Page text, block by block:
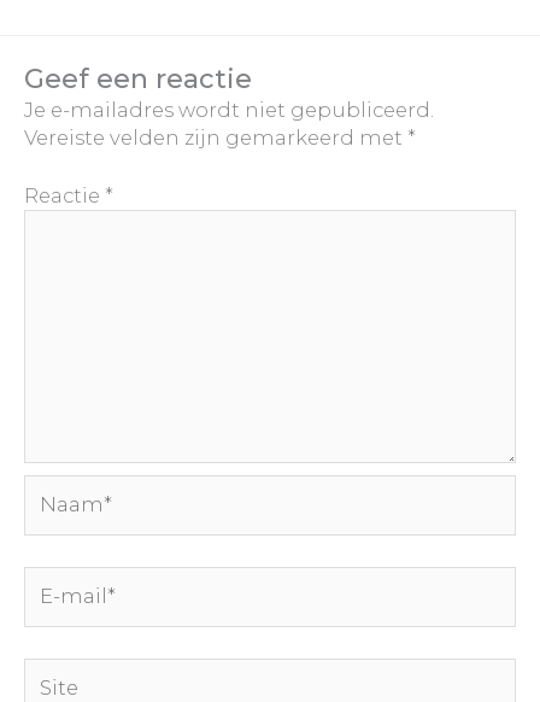
Geef een reactie
Je e-mailadres wordt niet gepubliceerd.
Vereiste velden zijn gemarkeerd met *
Reactie *
mail*